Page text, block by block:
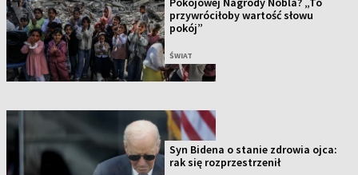
przywróciłoby wartość słowu
pokój”
ŚWIAT
Syn Bidena o stanie zdrowia ojca:
rak się rozprzestrzenił